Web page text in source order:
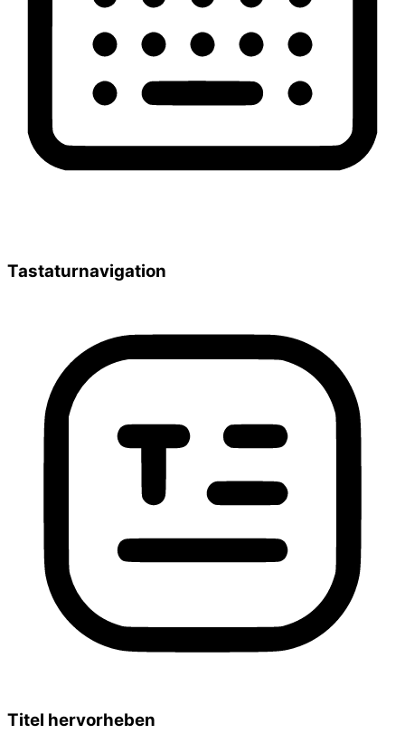
Tastaturnavigation
Titel hervorheben